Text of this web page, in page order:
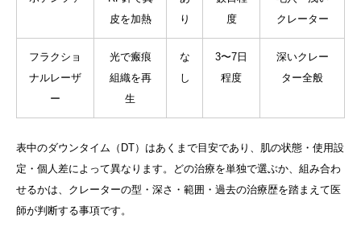
皮を加熱
り
度
クレーター
フラクショ
ナルレーザ
ー
光で瘢痕
組織を再
生
な
し
3〜7日
程度
深いクレー
ター全般
表中のダウンタイム（DT）はあくまで目安であり、肌の状態・使用設
定・個人差によって異なります。どの治療を単独で選ぶか、組み合わ
せるかは、クレーターの型・深さ・範囲・過去の治療歴を踏まえて医
師が判断する事項です。